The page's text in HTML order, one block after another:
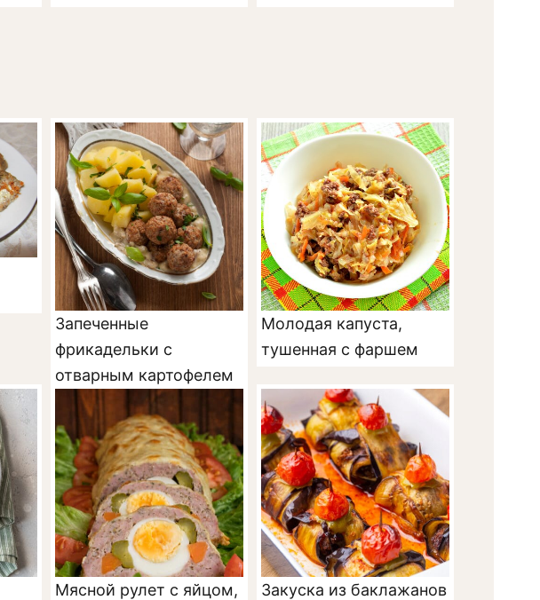
Запеченные
фрикадельки с
отварным картофелем
Молодая капуста,
тушенная с фаршем
Мясной рулет с яйцом, Закуска из баклажанов